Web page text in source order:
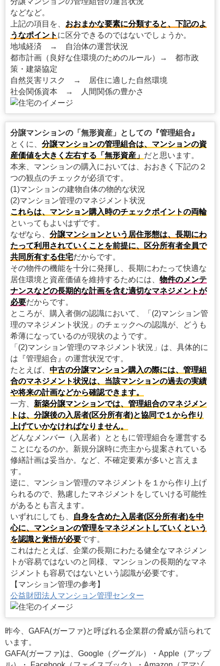
などなど。
上記の項目を、 おおまかな要素に分類すると、下記のよ
うなポイント に区分できるのではないでしょうか。
地域経済 → 自治体の運営状況
都市計画（良好な住環境のためのルール）→ 都市政
策・建築協定
自然災害リスク → 居住に適した自然環境
社会関係資本 → 人間関係の豊かさ
分譲マンションの「無形資産」としての『管理組合』
とくに、 分譲マンションの管理組合は、マンションの資
産価値を大きく左右する「無形資産」 だと思います。
本来、マンションの購入においては、おおきく下記の２
つの観点のチェックが必須です。
(1)マンションの建物自体の物的な状況
(2)マンション管理のマネジメント状況
これらは、マンション購入時のチェックポイントの両輪
といってもよいはずです。
なぜなら、 分譲マンションという居住形態は、長期にわ
たって利用されていくことを前提に、区分所有者全員で
共同所有する住宅だからです。
その物件の機能を十分に発揮し、長期にわたって快適な
居住環境と資産価値を維持するためには、 物件のメンテ
ナンスなどの長期的な計画を含む適切なマネジメントが
必要だからです。
ところが、購入者側の認識において、「(2)マンション管
理のマネジメント状況」のチェックへの認識が、どうも
希薄になっているのが現状のようです。
「(2)マンション管理のマネジメント状況」は、具体的に
は『管理組合』の運営状況です。
たとえば、 中古の分譲マンション購入の際には、管理組
合のマネジメント状況は、当該マンションの過去の実績
や将来の計画などから確認できます。
一方、 新築分譲マンションでは、管理組合のマネジメン
トは、分譲後の入居者(区分所有者)と協同で１から作り
上げていかなければなりません。
どんなメンバー（入居者）とともに管理組合を運営する
ことになるのか。新規分譲時に売主から提案されている
修繕計画は妥当か。など、不確定要素が多いと言えま
す。
逆に、マンション管理のマネジメントを１から作り上げ
られるので、熟慮したマネジメントをしていける可能性
があるとも言えます。
いずれにしても、
自身を含めた入居者(区分所有者)を中
心に、マンションの管理をマネジメントしていくという
を認識と覚悟が必要です。
これはたとえば、企業の長期にわたる健全なマネジメン
トが容易ではないのと同様、マンションの長期的なマネ
ジメントも容易ではないという認識が必要です。
【マンション管理の参考】
公益財団法人マンション管理センター
昨今、GAFA(ガーファ)と呼ばれる企業群の脅威が語られて
います。
GAFA(ガーファ)は、Google（グーグル）・Apple（アップ